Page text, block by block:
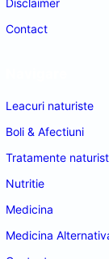
Contact
Leacuri naturiste
Boli & Afectiuni
Tratamente
Nutritie
Medicina
Medicina